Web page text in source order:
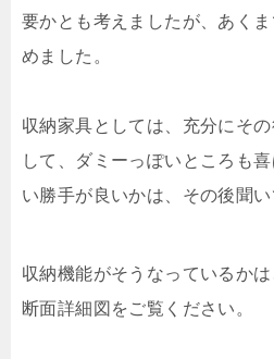
要かとも考えましたが、あく
めました。
収納家具としては、充分にそ
して、ダミーっぽいところも
い勝手が良いかは、その後聞い
収納機能がそうなっているか
断面詳細図をご覧ください。